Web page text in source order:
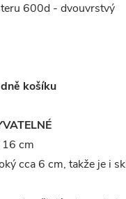
600d - dvouvrstvý
košíku
16 cm
cca 6 cm, takže je i